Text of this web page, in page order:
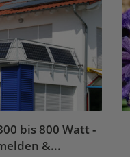
bis 800 Watt -
&...